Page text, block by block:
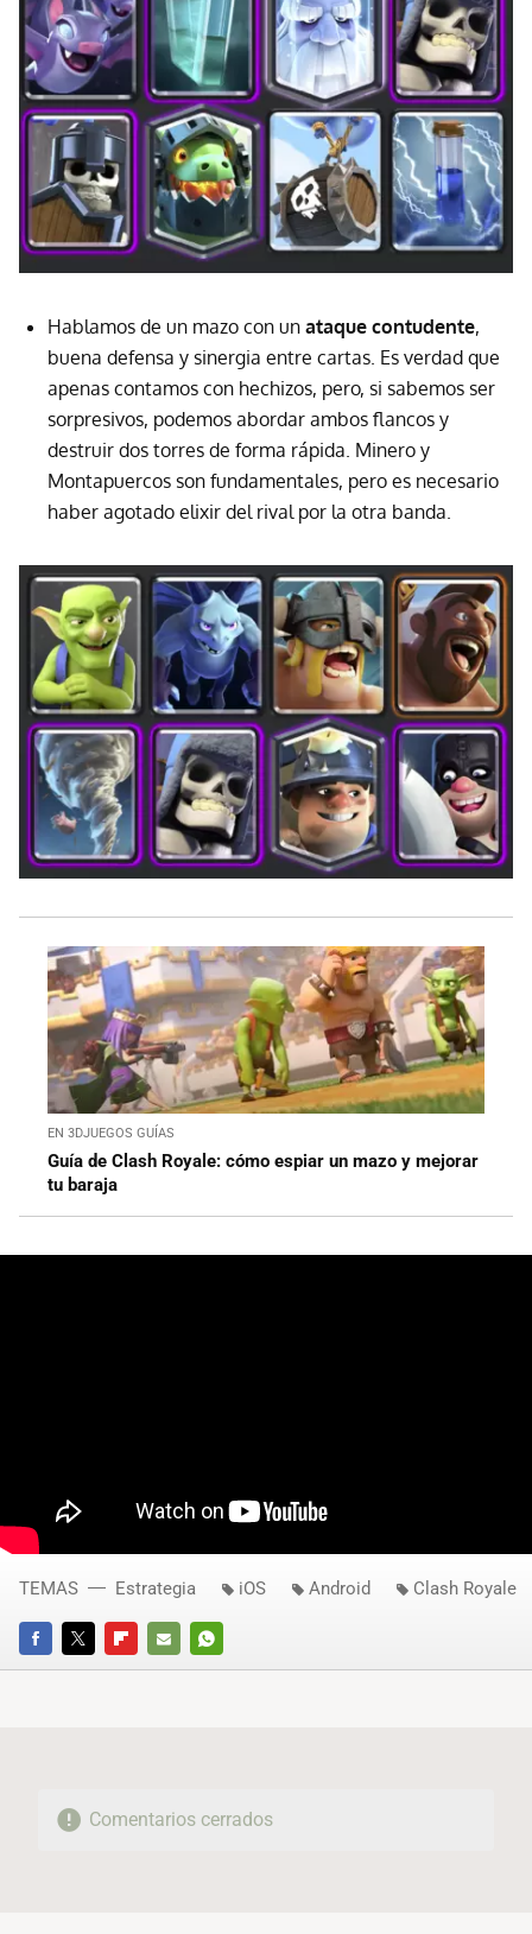
Hablamos de un mazo con un ataque contudente,
buena defensa y sinergia entre cartas. Es verdad que
apenas contamos con hechizos, pero, si sabemos ser
sorpresivos, podemos abordar ambos flancos y
destruir dos torres de forma rápida. Minero y
Montapuercos son fundamentales, pero es necesario
haber agotado elixir del rival por la otra banda.
EN 3DJUEGOS GUÍAS
Guía de Clash Royale: cómo espiar un mazo y mejorar
tu baraja
FACEBOOKTWITTERFLIPBOARD
E-
WHATSAPP
TEMAS Estrategia iOS Android Clash Royale
Comentarios cerrados